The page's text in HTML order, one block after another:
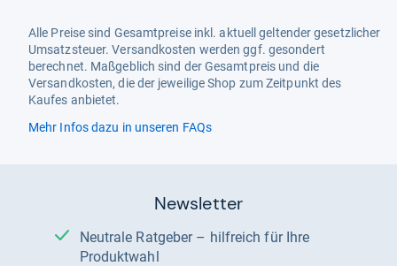
Alle Preise sind Gesamtpreise inkl. aktuell geltender gesetzlicher
Umsatzsteuer. Versandkosten werden ggf. gesondert
berechnet. Maßgeblich sind der Gesamtpreis und die
Versandkosten, die der jeweilige Shop zum Zeitpunkt des
Kaufes anbietet.
Mehr Infos dazu in unseren FAQs
Newsletter
Neutrale Ratgeber – hilfreich für Ihre
Produktwahl